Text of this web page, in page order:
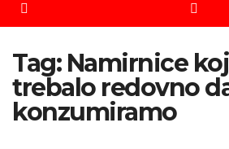
Tag: Namirnice
trebalo redovno
konzumiramo